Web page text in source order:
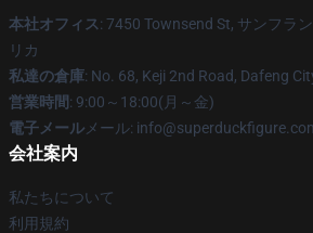
本社オフィス: 7450 Townsend St, サンフラ
リカ
私達の倉庫: No. 68, Keji 2nd Road, Dafeng
営業時間: 9:00～18:00(月～金)
電子メール メール:
会社案内
私たちについて
利用規約